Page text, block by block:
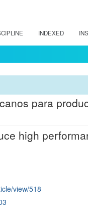
INDEXED
para
high
view/518